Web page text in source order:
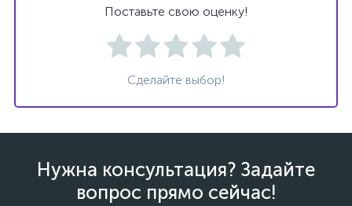
Поставьте свою оценку!
Сделайте выбор!
Нужна консультация? Задайте
вопрос прямо сейчас!